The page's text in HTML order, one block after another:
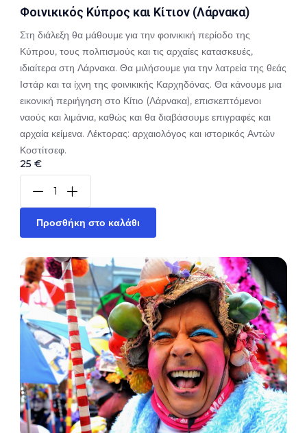
Φοινικικός Κύπρος και Κίτιον (Λάρνακα)
Στη διάλεξη θα μάθουμε για την φοινικική περίοδο της
Κύπρου, τους πολιτισμούς και τις αρχαίες κατασκευές,
ιδιαίτερα στη Λάρνακα. Θα μιλήσουμε για την λατρεία της θεάς
Ιστάρ και τα ίχνη της φοινικικής Καρχηδόνας. Θα κάνουμε μια
εικονική περιήγηση στο Κίτιο (Λάρνακα), επισκεπτόμενοι
ναούς και λιμάνια, καθώς και θα διαβάσουμε επιγραφές και
αρχαία κείμενα. Λέκτορας: αρχαιολόγος και ιστορικός Αντών
Κοστίτσεφ.
25 €
Προσθήκη στο καλάθι